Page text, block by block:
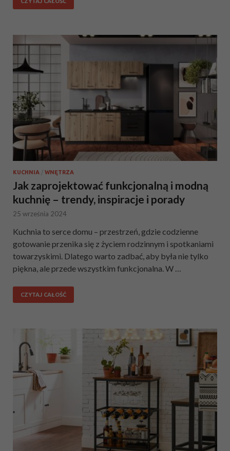
KUCHNIA / WNĘTRZA
Jak zaprojektować funkcjonalną i modną
kuchnię – trendy, inspiracje i porady
25 września 2024
Kuchnia to serce domu – przestrzeń, gdzie codzienne
gotowanie przenika się z życiem rodzinnym i spotkaniami
towarzyskimi. Dlatego warto zadbać, aby była nie tylko
piękna, ale przede wszystkim funkcjonalna. W …
CZYTAJ CAŁOŚĆ